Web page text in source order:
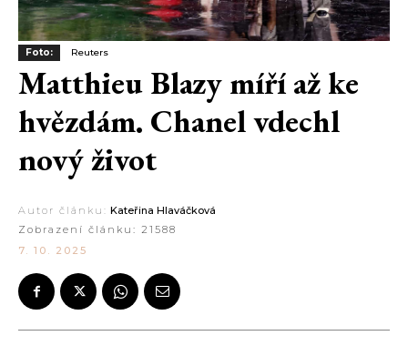
Foto: Reuters
Matthieu Blazy míří až ke
hvězdám. Chanel vdechl
nový život
Autor článku: Kateřina Hlaváčková
Zobrazení článku: 21588
7. 10. 2025